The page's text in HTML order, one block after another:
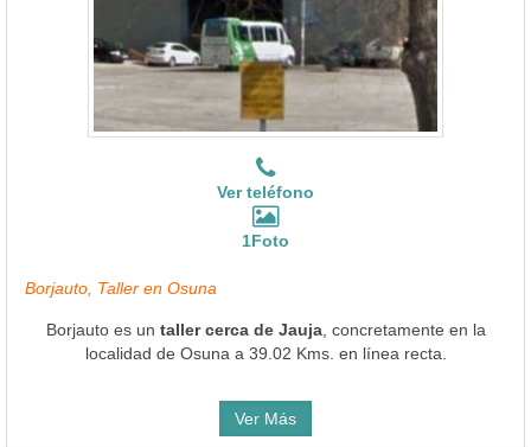
Ver teléfono
1Foto
Borjauto, Taller en Osuna
Borjauto es un taller cerca de Jauja, concretamente en la
localidad de Osuna a 39.02 Kms. en línea recta.
Ver Más